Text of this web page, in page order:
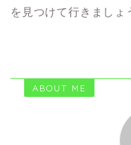
を見つけて行きましょ
ABOUT ME